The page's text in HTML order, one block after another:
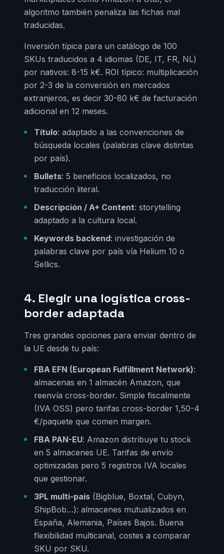
algoritmo también penaliza las fichas mal
traducidas.
Inversión típica para un catálogo de 100
SKUs traducidos a 4 idiomas (DE, IT, FR, NL)
por nativos: 8-15 k€. ROI típico: multiplicación
por 2-3 de la conversión en mercados
extranjeros, es decir 30-80 k€ de facturación
adicional en 12 meses.
Título: adaptado a las convenciones de
búsqueda locales (palabras clave distintas
por país).
Bullets: 5 beneficios localizados, no
traducción literal.
Descripción / A+ Content: storytelling
adaptado a la cultura local.
Keywords backend: investigación de
palabras clave por país vía Helium 10 o
Sellics.
4. Elegir una logística cross-
border adaptada
Tres grandes opciones para enviar dentro de
la UE desde tu país:
FBA EFN (European Fulfillment Network):
almacenas en 1 almacén Amazon, que
reenvía cross-border. Simple fiscalmente
(IVA OSS) pero tarifas cross-border 1,50-4
€/paquete que comen margen.
FBA PAN-EU: Amazon distribuye tu stock
en 5 almacenes UE. Tarifas de envío
optimizadas pero 5 registros IVA locales
que gestionar.
3PL multi-país (Bigblue, Boxtal, Cubyn,
ShipBob…): almacenes mutualizados en
España, Alemania, Países Bajos. Buena
flexibilidad multicanal, costes a comparar
SKU por SKU.